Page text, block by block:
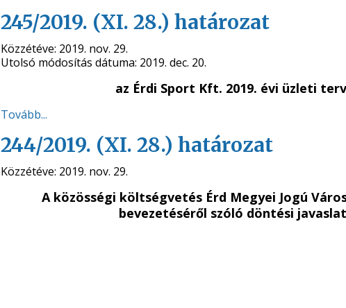
245/2019. (XI. 28.) határozat
Közzétéve: 2019. nov. 29.
Utolsó módosítás dátuma: 2019. dec. 20.
az Érdi Sport Kft. 2019. évi üzleti
Tovább...
244/2019. (XI. 28.) határozat
Közzétéve: 2019. nov. 29.
A közösségi költségvetés Érd Megyei Jogú
bevezetéséről szóló döntési